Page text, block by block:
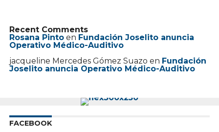
Recent Comments
Rosana Pintoen Fundación Joselito anuncia
Operativo Médico-Auditivo
jacqueline Mercedes Gómez Suazo en Fundación
Joselito anuncia Operativo Médico-Auditivo
FACEBOOK